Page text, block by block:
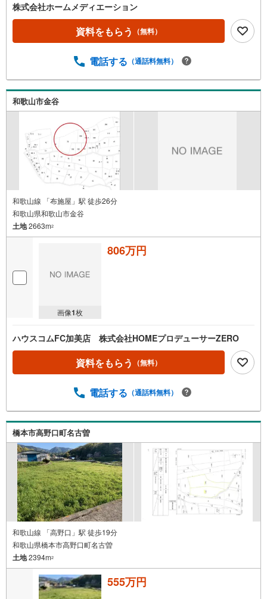
株式会社ホームメディエーション
資料をもらう （無料）
電話する （通話料無料）
和歌山市金谷
和歌山線 「布施屋」駅 徒歩26分
和歌山県和歌山市金谷
土地2663m2
画像1枚
806万円
ハウスコムFC加美店 株式会社HOMEプロデューサーZERO
資料をもらう （無料）
電話する （通話料無料）
橋本市高野口町名古曽
和歌山線 「高野口」駅 徒歩19分
和歌山県橋本市高野口町名古曽
土地2394m2
555万円